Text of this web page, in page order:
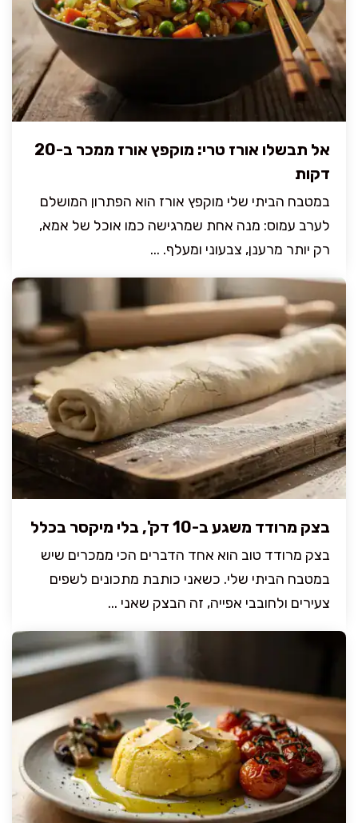
אל תבשלו אורז טרי: מוקפץ אורז ממכר ב-20
דקות
במטבח הביתי שלי מוקפץ אורז הוא הפתרון המושלם
לערב עמוס: מנה אחת שמרגישה כמו אוכל של אמא,
רק יותר מרענן, צבעוני ומעלף. ...
בצק מרודד משגע ב-10 דק', בלי מיקסר בכלל
בצק מרודד טוב הוא אחד הדברים הכי ממכרים שיש
במטבח הביתי שלי. כשאני כותבת מתכונים לשפים
צעירים ולחובבי אפייה, זה הבצק שאני ...